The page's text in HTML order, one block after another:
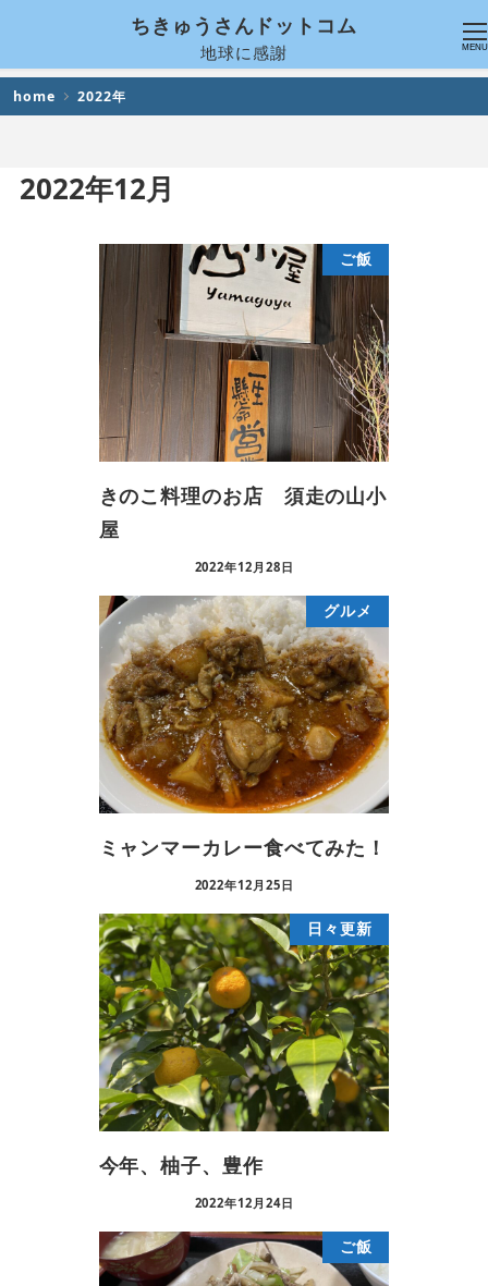
ちきゅうさんドットコム
地球に感謝 MENU
home 2022年
2022年12月
ご飯
きのこ料理のお店 須走の山小
屋
2022年12月28日
グルメ
ミャンマーカレー食べてみた！
2022年12月25日
日々更新
今年、柚子、豊作
2022年12月24日
ご飯